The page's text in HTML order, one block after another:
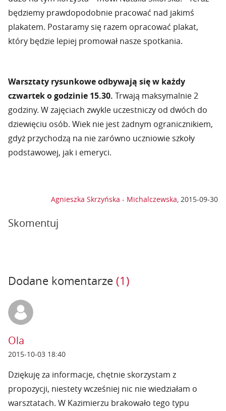
będziemy prawdopodobnie pracować nad jakimś
plakatem. Postaramy się razem opracować plakat,
który będzie lepiej promował nasze spotkania.
Warsztaty rysunkowe odbywają się w każdy
czwartek o godzinie 15.30. Trwają maksymalnie 2
godziny. W zajęciach zwykle uczestniczy od dwóch do
dziewięciu osób. Wiek nie jest żadnym ogranicznikiem,
gdyż przychodzą na nie zarówno uczniowie szkoły
podstawowej, jak i emeryci.
Agnieszka Skrzyńska - Michalczewska, 2015-09-30
Skomentuj
Dodane komentarze (1)
Ola
2015-10-03 18:40
Dziękuję za informacje, chętnie skorzystam z
propozycji, niestety wcześniej nic nie wiedziałam o
warsztatach. W Kazimierzu brakowało tego typu